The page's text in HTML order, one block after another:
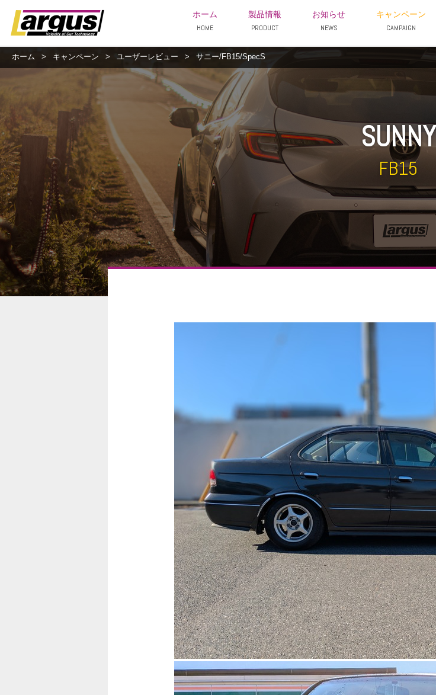
ホーム
HOME
製品情報
PRODUCT
お知らせ
NEWS
キャンペーン
CAMPAIGN
ホーム > キャンペーン > ユーザーレビュー > サニー/FB15/SpecS
SUNNY
FB15